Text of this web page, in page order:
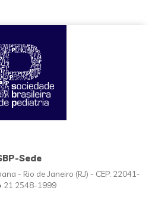
Sede
- Rio de Janeiro (RJ) - CEP: 22041-
21 2548-1999